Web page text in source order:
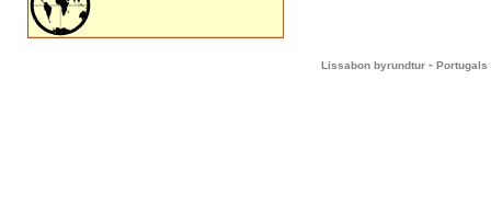
Lissabon byrundtur - Portugals